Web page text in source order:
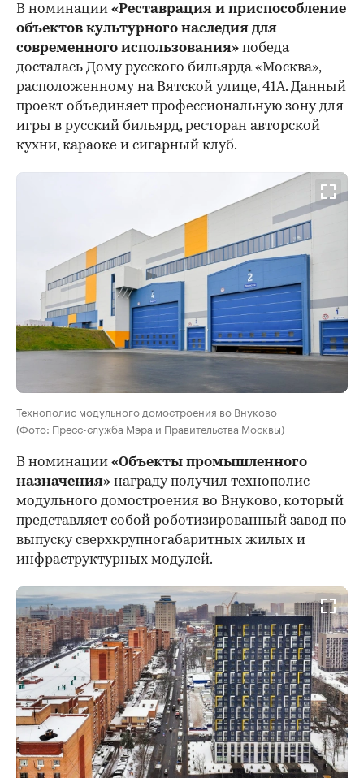
В номинации «Реставрация и приспособление
объектов культурного наследия для
современного использования» победа
досталась Дому русского бильярда «Москва»,
расположенному на Вятской улице, 41А. Данный
проект объединяет профессиональную зону для
игры в русский бильярд, ресторан авторской
кухни, караоке и сигарный клуб.
Технополис модульного домостроения во Внуково
(Фото: Пресс-служба Мэра и Правительства Москвы)
В номинации «Объекты промышленного
назначения» награду получил технополис
модульного домостроения во Внуково, который
представляет собой роботизированный завод по
выпуску сверхкрупногабаритных жилых и
инфраструктурных модулей.